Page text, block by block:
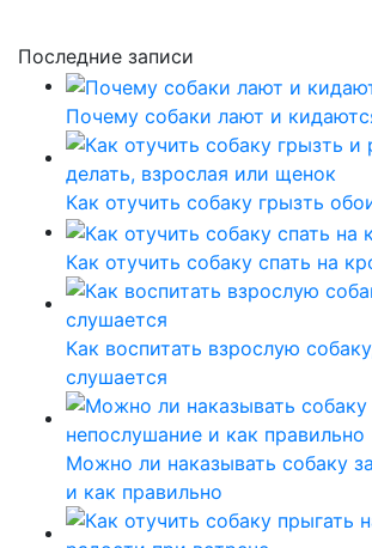
Последние записи
Почему собаки лают и
Как отучить собаку грызть
Как отучить собаку спать на
Как воспитать взрослую
слушается
Можно ли наказывать собаку
и как правильно